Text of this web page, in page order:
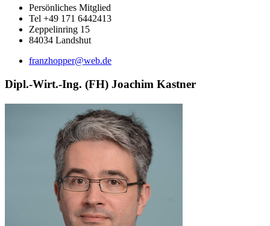
Persönliches Mitglied
Tel +49 171 6442413
Zeppelinring 15
84034 Landshut
franzhopper@web.de
Dipl.-Wirt.-Ing. (FH) Joachim Kastner